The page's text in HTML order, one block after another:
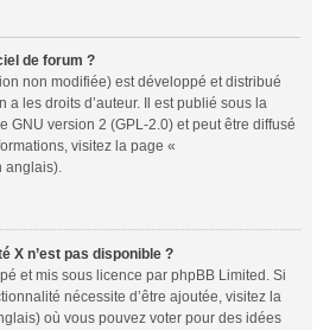
de forum ?
non modifiée) est développé et distribué
a les droits d’auteur. Il est publié sous la
GNU version 2 (GPL-2.0) et peut être diffusé
visitez la page «
anglais).
X n’est pas disponible ?
et mis sous licence par phpBB Limited. Si
nécessite d’être ajoutée, visitez la
où vous pouvez voter pour des idées